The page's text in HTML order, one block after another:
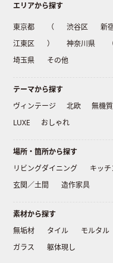
エリアから探す
東京都 （ 渋谷区 新
江東区
） 神奈川県
埼玉県
その他
テーマから探す
ヴィンテージ
北欧 無機質
LUXE
おしゃれ
場所・箇所から探す
リビングダイニング
キッチ
玄関／土間
造作家具
素材から探す
無垢材
タイル モルタル
ガラス
躯体現し